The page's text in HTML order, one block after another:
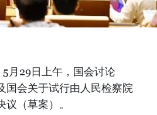
月29日上午，国会讨论
国会关于试行由人民检察院
（草案）。